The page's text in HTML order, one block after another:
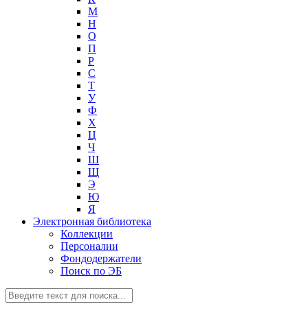
М
Н
О
П
Р
С
Т
У
Ф
Х
Ц
Ч
Ш
Щ
Э
Ю
Я
Электронная библиотека
Коллекции
Персоналии
Фондодержатели
Поиск по ЭБ